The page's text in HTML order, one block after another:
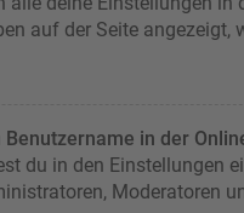
auf der Seite
in der
du in den Einstellungen
Moderatoren